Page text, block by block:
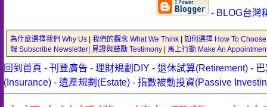
- BLOG台灣
為什麼選擇我們 Why Us 我們的觀念 What We Think 如何選擇 How To Choose
報 Subscribe Newsletter 見證與鼓勵 Testimony 馬上行動 Make An
回到首頁 - 刊登廣告 - 理財規劃DIY - 退休試算(Retirement) -
(Insurance) - 遺產規劃(Estate) - 指數被動投資(Passive